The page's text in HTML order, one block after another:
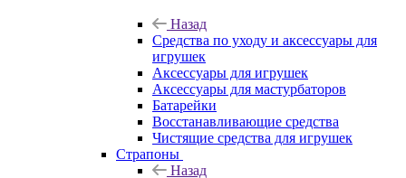
Назад
Средства по уходу и аксессуары для
игрушек
Аксессуары для игрушек
Аксессуары для мастурбаторов
Батарейки
Восстанавливающие средства
Чистящие средства для игрушек
Страпоны
Назад